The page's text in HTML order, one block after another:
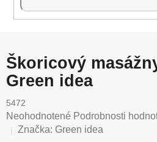
Škoricový
Green idea
5472
Priemerné
hodnotenie
Neohodnotené Podrobnosti
Značka: Green idea